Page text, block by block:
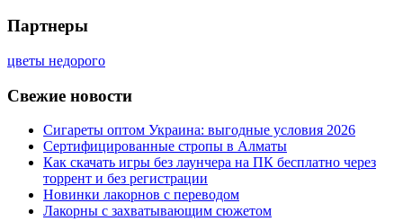
Партнеры
цветы недорого
Свежие новости
Сигареты оптом Украина: выгодные условия 2026
Сертифицированные стропы в Алматы
Как скачать игры без лаунчера на ПК бесплатно через
торрент и без регистрации
Новинки лакорнов с переводом
Лакорны с захватывающим сюжетом